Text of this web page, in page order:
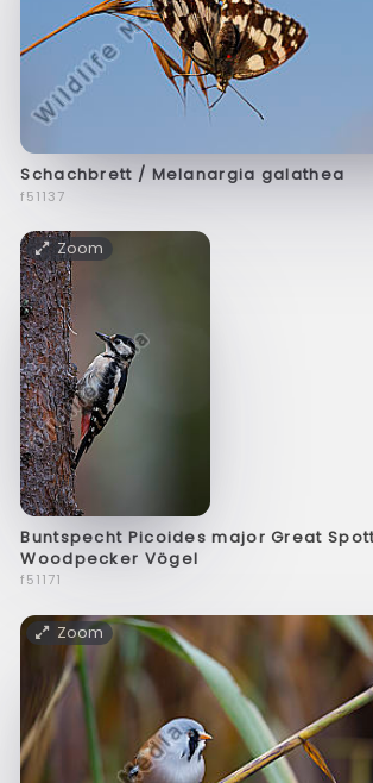
Schachbrett / Melanargia galathea
f51137
Zoom
Buntspecht Picoides major Great
Woodpecker Vögel
f51171
Zoom